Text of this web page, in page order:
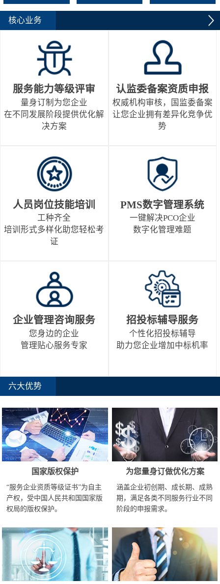
核心业务
服务能力等级评审
量身订制为您企业
在不同发展阶段提供优化解
决方案
认监委备案资质申报
权威机构审核，国监委备案
让您企业拥有差异化竞争优
势
人员岗位技能培训
工种齐全
培训形式多样化助您轻松考
证
PMS数字管理系统
一键解决PCO企业
数字化管理难题
企业管理咨询服务
您身边的企业
管理贴心服务专家
招投标辅导服务
个性化招投标辅导
助力您企业增加中标机率
六大优势
国家版权保护
“服务企业资质等级证书”为自主
产权，受中国人民共和国国家版
权局的版权保护。
为您量身订做优化方案
涵盖企业初创期、成长期、成熟
期，满足各类不同服务行业不同
阶段的申报需求。